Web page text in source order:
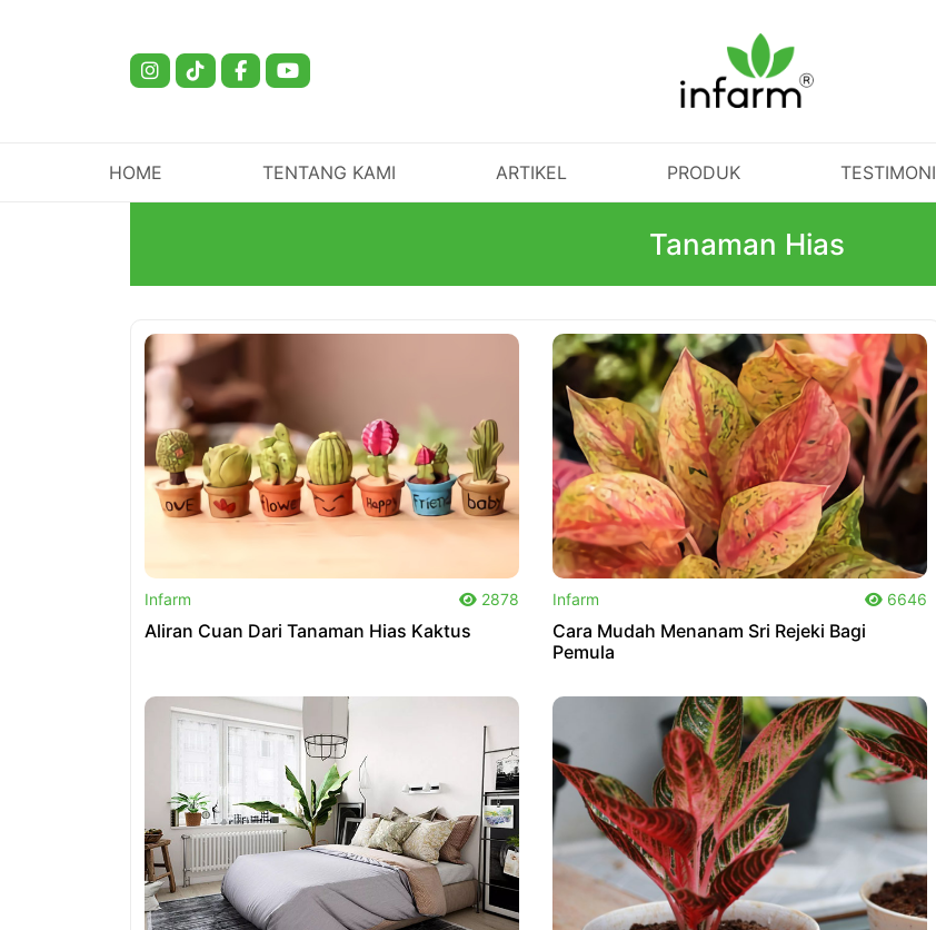
HOME TENTANG KAMI ARTIKEL PRODUK TESTIMONI
Tanaman Hias
Infarm 2878
Aliran Cuan Dari Tanaman Hias Kaktus
Infarm 6646
Cara Mudah Menanam Sri Rejeki Bagi
Pemula